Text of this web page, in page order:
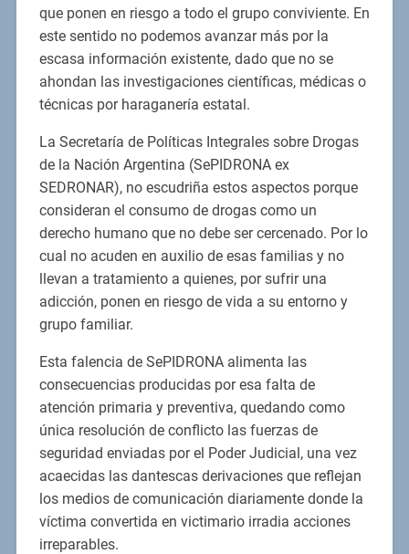
que ponen en riesgo a todo el grupo conviviente. En
este sentido no podemos avanzar más por la
escasa información existente, dado que no se
ahondan las investigaciones científicas, médicas o
técnicas por haraganería estatal.
La Secretaría de Políticas Integrales sobre Drogas
de la Nación Argentina (SePIDRONA ex
SEDRONAR), no escudriña estos aspectos porque
consideran el consumo de drogas como un
derecho humano que no debe ser cercenado. Por lo
cual no acuden en auxilio de esas familias y no
llevan a tratamiento a quienes, por sufrir una
adicción, ponen en riesgo de vida a su entorno y
grupo familiar.
Esta falencia de SePIDRONA alimenta las
consecuencias producidas por esa falta de
atención primaria y preventiva, quedando como
única resolución de conflicto las fuerzas de
seguridad enviadas por el Poder Judicial, una vez
acaecidas las dantescas derivaciones que reflejan
los medios de comunicación diariamente donde la
víctima convertida en victimario irradia acciones
irreparables.